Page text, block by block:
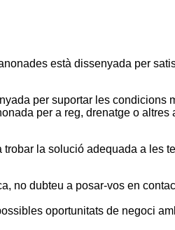
està dissenyada per
per suportar les condicions
per a reg, drenatge o
la solució adequada a les
no dubteu a posar-vos en
oportunitats de negoci